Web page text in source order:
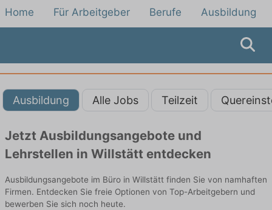
Home Für Arbeitgeber Berufe Ausbildung
Ausbildung Alle Jobs Teilzeit
Jetzt Ausbildungsangebote und
Lehrstellen in Willstätt entdecken
Ausbildungsangebote im Büro in Willstätt finden Sie von namhaften
Firmen. Entdecken Sie freie Optionen von Top-Arbeitgebern und
bewerben Sie sich noch heute.